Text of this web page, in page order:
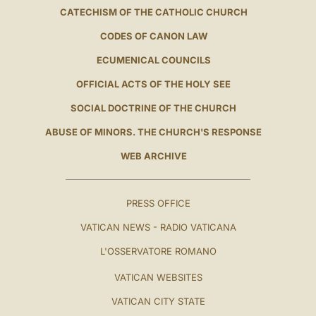
CATECHISM OF THE CATHOLIC CHURCH
CODES OF CANON LAW
ECUMENICAL COUNCILS
OFFICIAL ACTS OF THE HOLY SEE
SOCIAL DOCTRINE OF THE CHURCH
ABUSE OF MINORS. THE CHURCH'S RESPONSE
WEB ARCHIVE
PRESS OFFICE
VATICAN NEWS - RADIO VATICANA
L'OSSERVATORE ROMANO
VATICAN WEBSITES
VATICAN CITY STATE